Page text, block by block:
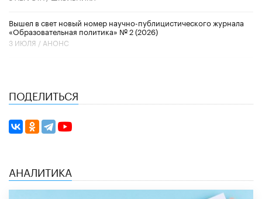
Вышел в свет новый номер научно-публицистического журнала
«Образовательная политика» № 2 (2026)
3 ИЮЛЯ / АНОНС
ПОДЕЛИТЬСЯ
АНАЛИТИКА